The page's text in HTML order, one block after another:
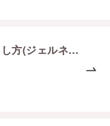
ジェルネイルの落とし方(ジェルネイルオフ)とアフターケアについて